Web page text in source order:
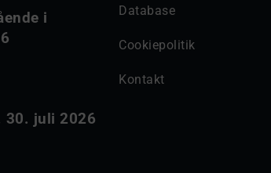
i
30. juli 2026
Database
Cookiepolitik
Kontakt